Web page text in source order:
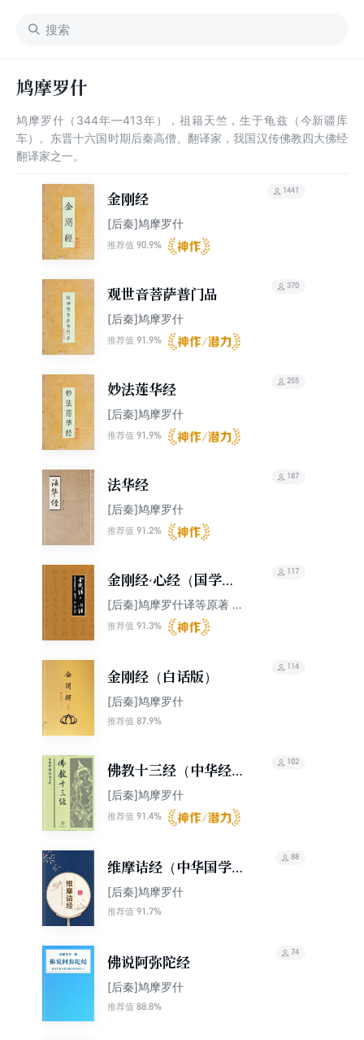
鸠摩罗什
鸠摩罗什（344年—413年），祖籍天竺，生于龟兹（今新疆库
车）。东晋十六国时期后秦高僧、翻译家，我国汉传佛教四大佛经
翻译家之一。
金刚经
[后秦]鸠摩罗什
推荐值 90.9%
1441
观世音菩萨普门品
[后秦]鸠摩罗什
推荐值 91.9%
370
妙法莲华经
[后秦]鸠摩罗什
推荐值 91.9%
255
法华经
[后秦]鸠摩罗什
推荐值 91.2%
187
金刚经·心经（国学网
原版点注，杨增文、徐
俊点校）
[后秦]鸠摩罗什译等原著 杨
增文 徐俊点校
推荐值 91.3%
117
金刚经（白话版）
[后秦]鸠摩罗什
推荐值 87.9%
114
佛教十三经（中华经典
普及文库）
[后秦]鸠摩罗什
推荐值 91.4%
102
维摩诘经（中华国学宝
典文库）
[后秦]鸠摩罗什
推荐值 91.7%
88
佛说阿弥陀经
[后秦]鸠摩罗什
推荐值 88.8%
74